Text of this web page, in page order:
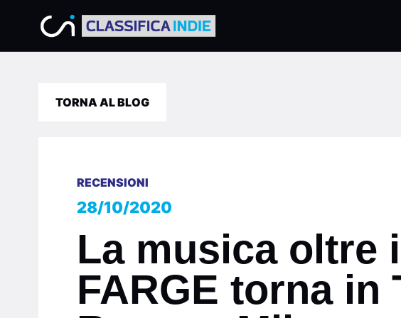
TORNA AL BLOG
RECENSIONI
28/10/2020
La musica oltre
FARGE torna in